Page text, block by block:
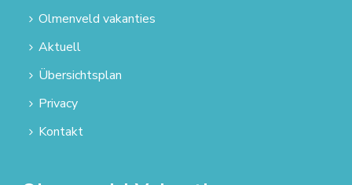
Olmenveld vakanties
Aktuell
Übersichtsplan
Privacy
Kontakt